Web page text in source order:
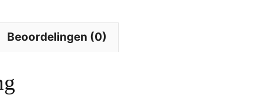
Beoordelingen (0)